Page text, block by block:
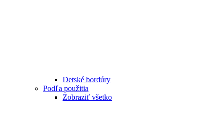
Detské bordúry
Podľa použitia
Zobraziť všetko